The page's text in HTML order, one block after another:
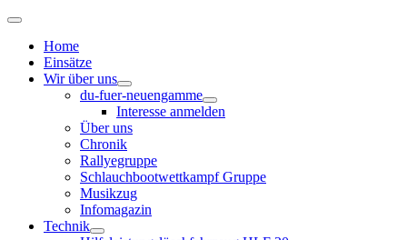
Home
Einsätze
Wir über uns
du-fuer-neuengamme
Interesse anmelden
Über uns
Chronik
Rallyegruppe
Schlauchbootwettkampf Gruppe
Musikzug
Infomagazin
Technik